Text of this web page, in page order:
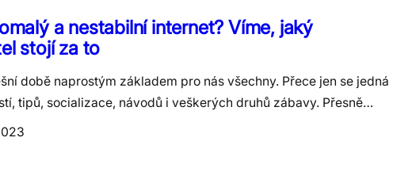
a nestabilní internet? Víme, jaký
stojí za to
době naprostým základem pro nás všechny. Přece jen se jedná
tipů, socializace, návodů i veškerých druhů zábavy. Přesně…